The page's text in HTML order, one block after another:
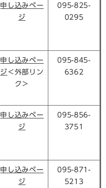
申し込みペー
ジ​
095-825-
0295
申し込みペー
ジ​ ＜外部リン
ク＞
095-845-
6362
申し込みペー
ジ​
095-856-
3751
申し込みペー
ジ​
095-871-
5213